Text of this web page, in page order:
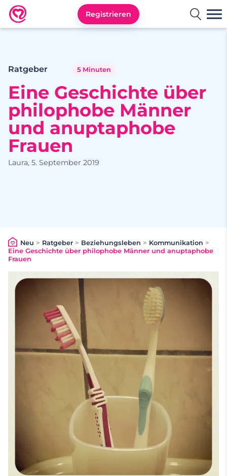
Neu.de
Registrieren
Ratgeber 5 Minuten
Eine Geschichte über
philophobe Männer
und anuptaphobe
Frauen
Laura, 5. September 2019
Neu > Ratgeber > Beziehungsleben > Kommunikation >
Eine Geschichte über philophobe Männer und anuptaphobe
Frauen